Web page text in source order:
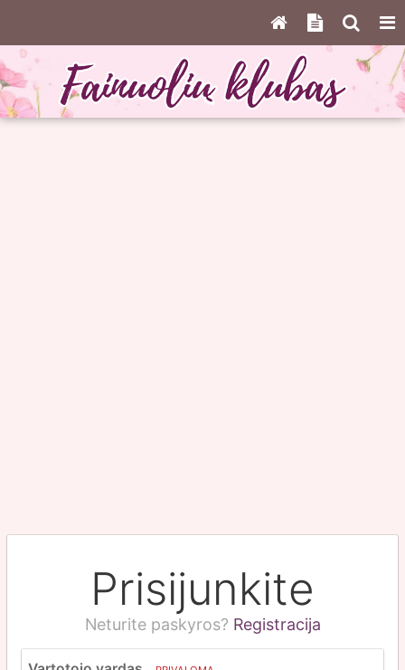
Prisijunkite
Neturite paskyros? Registracija